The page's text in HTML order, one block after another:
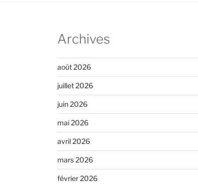
Archives
août 2026
juillet 2026
juin 2026
mai 2026
avril 2026
mars 2026
février 2026